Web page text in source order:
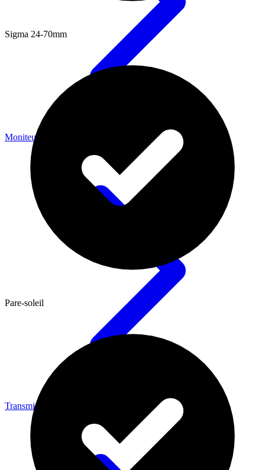
Moniteurs & Enregistreurs
Transmission vidéo
Sigma 24-70mm
Pare-soleil